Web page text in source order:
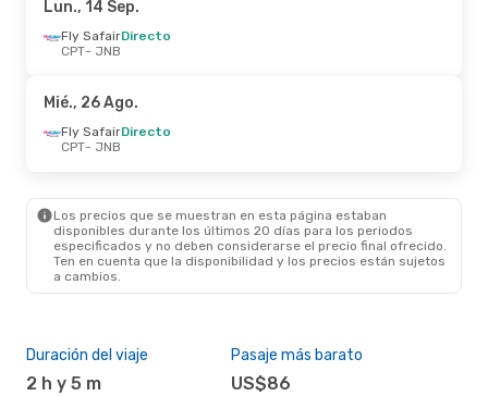
Lun., 14 Sep.
Fly SafairDirecto
CPT- JNB
Mié., 26 Ago.
Fly SafairDirecto
CPT- JNB
Los precios que se muestran en esta página estaban
disponibles durante los últimos 20 días para los periodos
especificados y no deben considerarse el precio final ofrecido.
Ten en cuenta que la disponibilidad y los precios están sujetos
a cambios.
Duración del viaje
2 h y 5 m
Pasaje más barato
US$86